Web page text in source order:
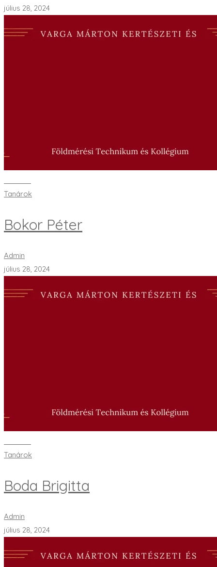
július 28, 2024
Tanárok
Bokor Péter
Admin
július 28, 2024
Tanárok
Boda Brigitta
Admin
július 28, 2024